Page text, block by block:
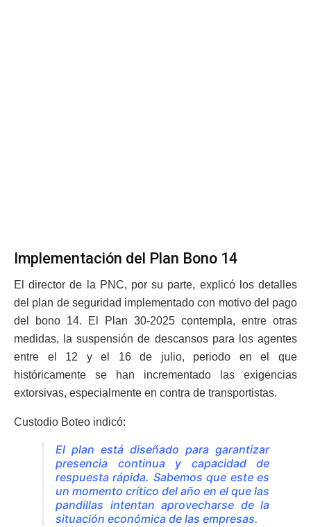
Implementación del Plan Bono 14
El director de la PNC, por su parte, explicó los detalles
del plan de seguridad implementado con motivo del pago
del bono 14. El Plan 30-2025 contempla, entre otras
medidas, la suspensión de descansos para los agentes
entre el 12 y el 16 de julio, periodo en el que
históricamente se han incrementado las exigencias
extorsivas, especialmente en contra de transportistas.
Custodio Boteo indicó:
El plan está diseñado para garantizar
presencia continua y capacidad de
respuesta rápida. Sabemos que este es
un momento crítico del año en el que las
pandillas intentan aprovecharse de la
situación económica de las empresas.